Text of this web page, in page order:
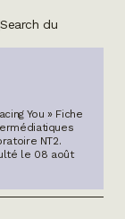
du
You » Fiche
NT2.
le 08 août